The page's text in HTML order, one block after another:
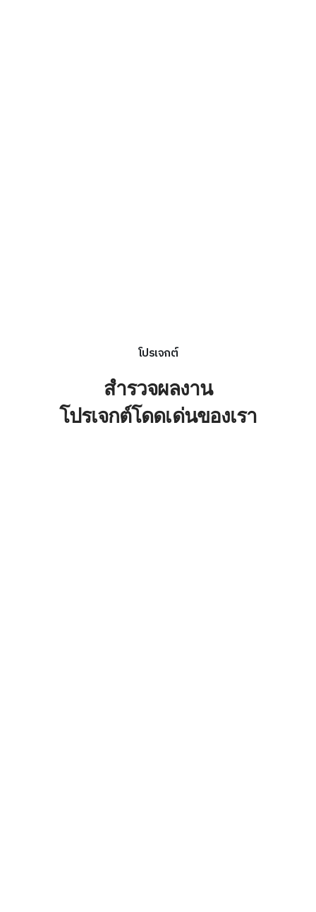
โปรเจกต์
สำรวจผลงาน
โปรเจกต์โดดเด่นของเรา